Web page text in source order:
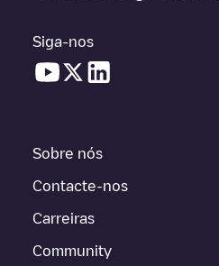
Siga-nos
Sobre nós
Contacte-nos
Carreiras
Community